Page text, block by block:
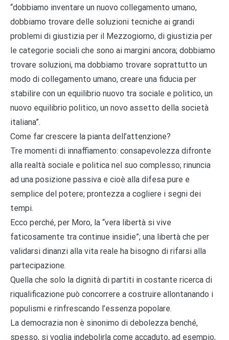
“dobbiamo inventare un nuovo collegamento umano,
dobbiamo trovare delle soluzioni tecniche ai grandi
problemi di giustizia per il Mezzogiorno, di giustizia per
le categorie sociali che sono ai margini ancora; dobbiamo
trovare soluzioni, ma dobbiamo trovare soprattutto un
modo di collegamento umano, creare una fiducia per
stabilire con un equilibrio nuovo tra sociale e politico, un
nuovo equilibrio politico, un novo assetto della società
italiana”.
Come far crescere la pianta dell’attenzione?
Tre momenti di innaffiamento: consapevolezza difronte
alla realtà sociale e politica nel suo complesso; rinuncia
ad una posizione passiva e cioè alla difesa pure e
semplice del potere; prontezza a cogliere i segni dei
tempi.
Ecco perché, per Moro, la “vera libertà si vive
faticosamente tra continue insidie”; una libertà che per
validarsi dinanzi alla vita reale ha bisogno di rifarsi alla
partecipazione.
Quella che solo la dignità di partiti in costante ricerca di
riqualificazione può concorrere a costruire allontanando i
populismi e rinfrescando l’essenza popolare.
La democrazia non è sinonimo di debolezza benché,
spesso, si voglia indebolirla come accaduto, ad esempio,